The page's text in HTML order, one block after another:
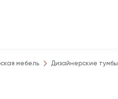
мебель Дизайнерские тумбы